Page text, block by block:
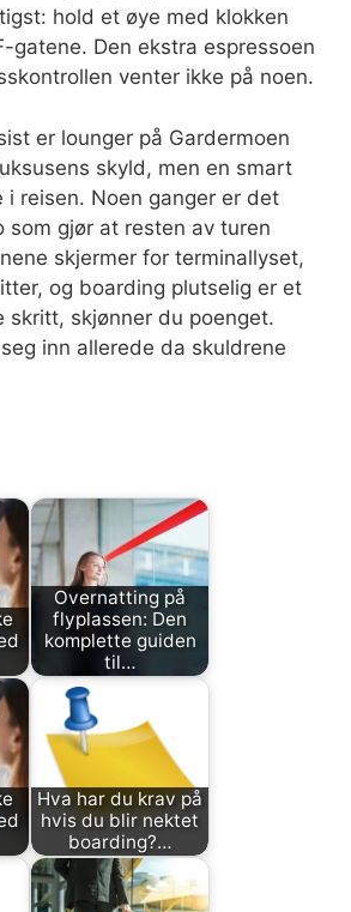
hold et øye med klokken
gatene. Den ekstra espressoen
venter ikke på noen.
er lounger på Gardermoen
skyld, men en smart
i reisen. Noen ganger er det
som gjør at resten av turen
skjermer for terminallyset,
og boarding plutselig er et
skritt, skjønner du poenget.
inn allerede da skuldrene
Overnatting på
flyplassen: Den
komplette guiden
til…
Hva har du krav på
hvis du blir nektet
boarding?…